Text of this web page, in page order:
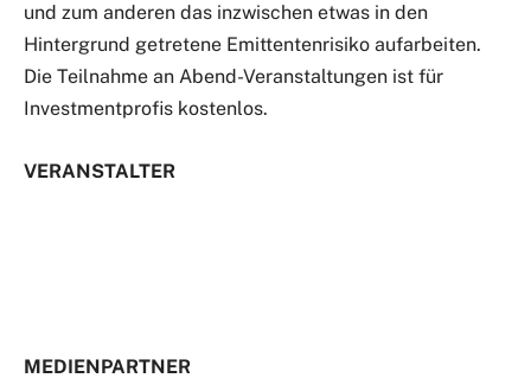
und zum anderen das inzwischen etwas in den
Hintergrund getretene Emittentenrisiko aufarbeiten.
Die Teilnahme an Abend-Veranstaltungen ist für
Investmentprofis kostenlos.
VERANSTALTER
MEDIENPARTNER